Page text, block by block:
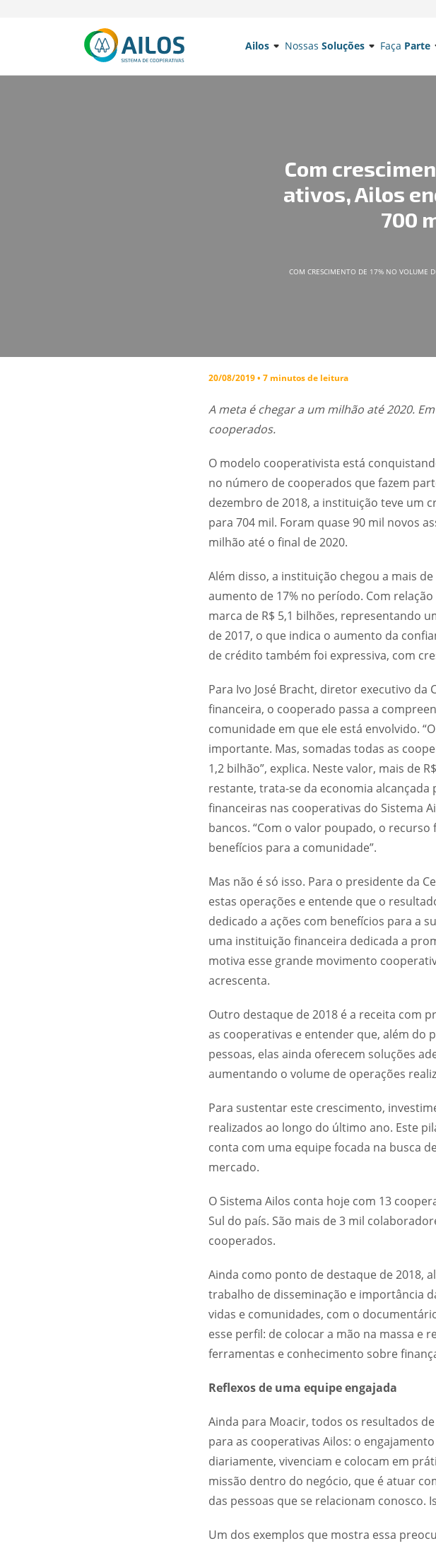
Ailos Nossas Soluções Faça Parte
Com
ativos, Ailos
700
COM CRESCIMENTO DE 17% NO VOLUME
20/08/2019 • 7 minutos de leitura
A meta é chegar a um milhão até 2020.
cooperados.
O modelo cooperativista está
no número de cooperados que fazem
dezembro de 2018, a instituição teve um
para 704 mil. Foram quase 90 mil novos
milhão até o final de 2020.
Além disso, a instituição chegou a mais
aumento de 17% no período. Com
marca de R$ 5,1 bilhões, representando
de 2017, o que indica o aumento da
de crédito também foi expressiva, com
Para Ivo José Bracht, diretor executivo
financeira, o cooperado passa a
comunidade em que ele está envolvido.
importante. Mas, somadas todas as
1,2 bilhão”, explica. Neste valor, mais de
restante, trata-se da economia
financeiras nas cooperativas do Sistema
bancos. “Com o valor poupado, o
benefícios para a comunidade”.
Mas não é só isso. Para o presidente da
estas operações e entende que o
dedicado a ações com benefícios para a
uma instituição financeira dedicada a
motiva esse grande movimento
acrescenta.
Outro destaque de 2018 é a receita com
as cooperativas e entender que, além do
pessoas, elas ainda oferecem soluções
aumentando o volume de operações
Para sustentar este crescimento,
realizados ao longo do último ano. Este
conta com uma equipe focada na busca
mercado.
O Sistema Ailos conta hoje com 13
Sul do país. São mais de 3 mil
cooperados.
Ainda como ponto de destaque de 2018,
trabalho de disseminação e importância
vidas e comunidades, com o
esse perfil: de colocar a mão na massa e
ferramentas e conhecimento sobre
Reflexos de uma equipe engajada
Ainda para Moacir, todos os resultados
para as cooperativas Ailos: o
diariamente, vivenciam e colocam em
missão dentro do negócio, que é atuar
das pessoas que se relacionam conosco.
Um dos exemplos que mostra essa